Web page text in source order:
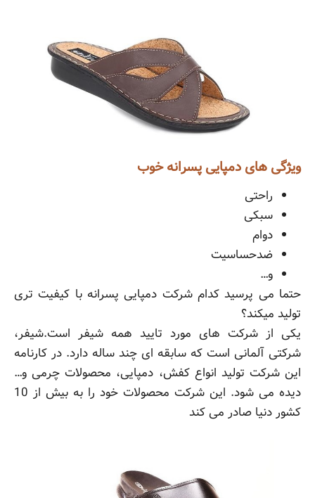
ویژگی های دمپایی پسرانه خوب
راحتی
سبکی
دوام
ضدحساسیت
و…
حتما می پرسید کدام شرکت دمپایی پسرانه با کیفیت تری
تولید میکند؟
یکی از شرکت های مورد تایید همه شیفر است.شیفر،
شرکتی آلمانی است که سابقه ای چند ساله دارد. در کارنامه
این شرکت تولید انواع کفش، دمپایی، محصولات چرمی و…
دیده می شود. این شرکت محصولات خود را به بیش از 10
کشور دنیا صادر می کند